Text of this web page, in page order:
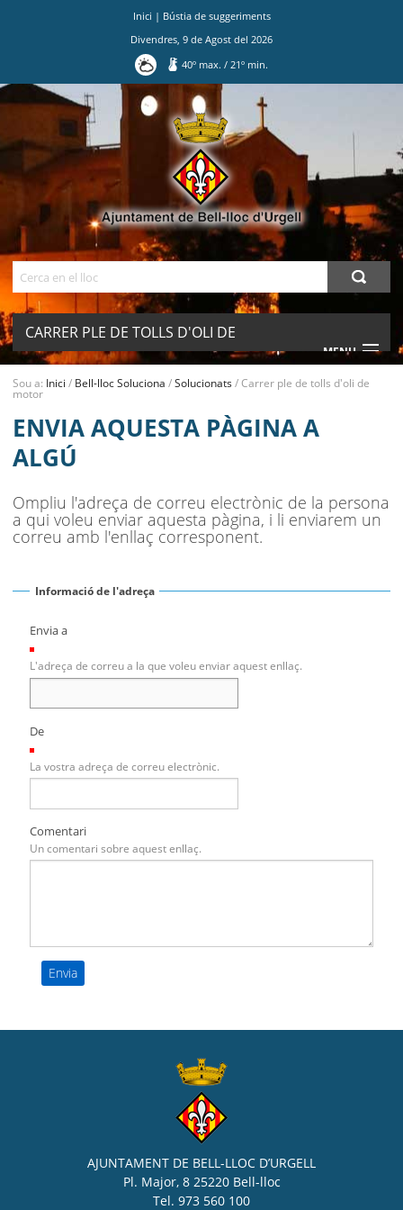
Inici | Bústia de suggeriments
Divendres 9 de Agost del 2026
40º max./ 21º min.
CARRER PLE DE TOLLS D'OLI DE
MOTOR
MENU
MUNICIPI
BELL-LLOC SOLUCIONA
Sou a: Inici / Bell-lloc Soluciona /Solucionats/Carrer ple de tolls d'oli de
motor
ENVIA AQUESTA PÀGINA A
ALGÚ
Ompliu l'adreça de correu electrònic de la persona
a qui voleu enviar aquesta pàgina, i li enviarem un
correu amb l'enllaç corresponent.
Informació de l'adreça
Envia a
L'adreça de correu a la que voleu enviar aquest enllaç.
De
La vostra adreça de correu electrònic.
Comentari
Un comentari sobre aquest enllaç.
AJUNTAMENT DE BELL-LLOC D’URGELL
Pl. Major, 8 25220 Bell-lloc
Tel. 973 560 100